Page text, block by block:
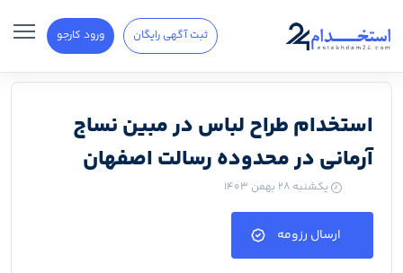
ثبت آگهی رایگان ورود کارجو
استخدام طراح لباس در مبین نساج
آرمانی در محدوده رسالت اصفهان
یکشنبه ۲۸ بهمن ۱۴۰۳
ارسال رزومه